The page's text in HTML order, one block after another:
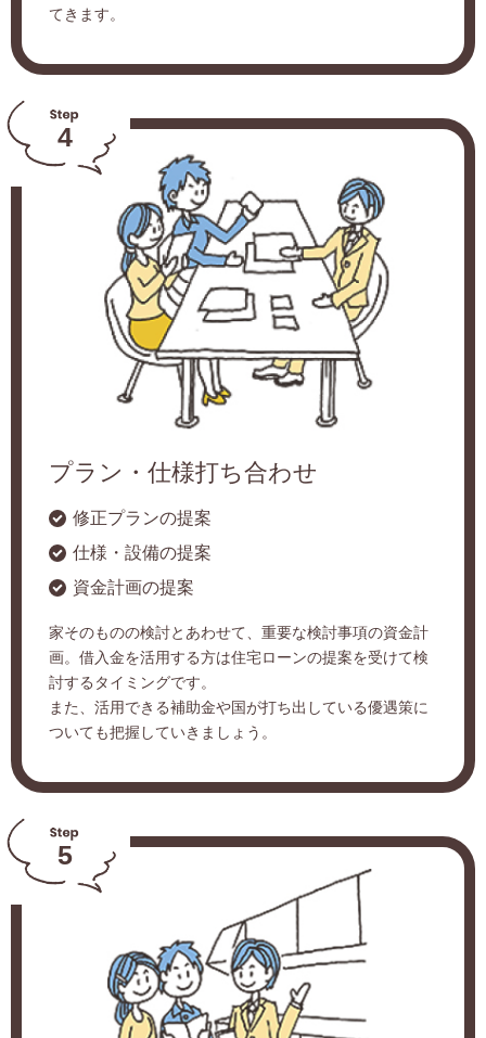
てきます。
4
プラン・仕様打ち合わせ
修正プランの提案
仕様・設備の提案
資金計画の提案
家そのものの検討とあわせて、重要な検討事項の資金計
画。借入金を活用する方は住宅ローンの提案を受けて検
討するタイミングです。
また、活用できる補助金や国が打ち出している優遇策に
ついても把握していきましょう。
5